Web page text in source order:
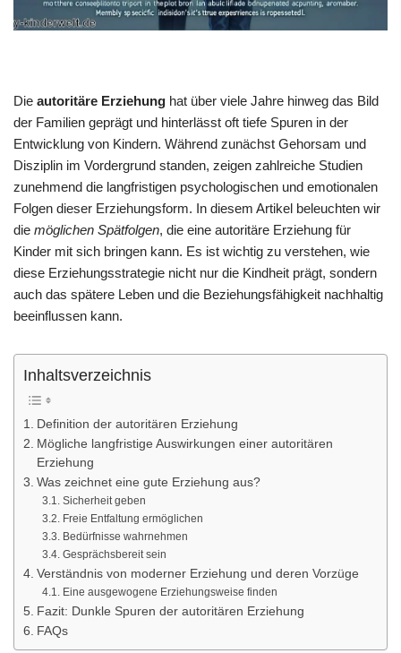
Die autoritäre Erziehung hat über viele Jahre hinweg das Bild
der Familien geprägt und hinterlässt oft tiefe Spuren in der
Entwicklung von Kindern. Während zunächst Gehorsam und
Disziplin im Vordergrund standen, zeigen zahlreiche Studien
zunehmend die langfristigen psychologischen und emotionalen
Folgen dieser Erziehungsform. In diesem Artikel beleuchten wir
die möglichen Spätfolgen, die eine autoritäre Erziehung für
Kinder mit sich bringen kann. Es ist wichtig zu verstehen, wie
diese Erziehungsstrategie nicht nur die Kindheit prägt, sondern
auch das spätere Leben und die Beziehungsfähigkeit nachhaltig
beeinflussen kann.
Inhaltsverzeichnis
Definition der autoritären Erziehung
Mögliche langfristige Auswirkungen einer autoritären
Erziehung
Was zeichnet eine gute Erziehung aus?
Sicherheit geben
Freie Entfaltung ermöglichen
Bedürfnisse wahrnehmen
Gesprächsbereit sein
Verständnis von moderner Erziehung und deren Vorzüge
Eine ausgewogene Erziehungsweise finden
Fazit: Dunkle Spuren der autoritären Erziehung
FAQs